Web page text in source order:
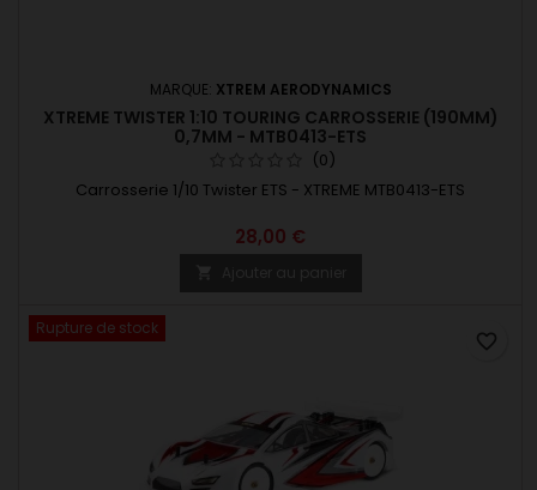
MARQUE: XTREM AERODYNAMICS
XTREME TWISTER 1:10 TOURING CARROSSERIE (190MM)
0,7MM - MTB0413-ETS
(0)
Carrosserie 1/10 Twister ETS - XTREME MTB0413-ETS
28,00 €
Rupture de stock
favorite_border